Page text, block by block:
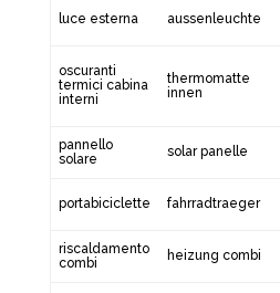
luce esterna aussenleuchte
oscuranti
termici cabina
interni
thermomatte
innen
pannello
solare
solar panelle
portabiciclette fahrradtraeger
riscaldamento
combi
heizung combi